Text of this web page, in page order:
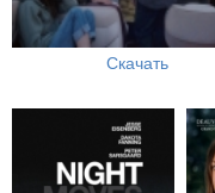
Скачать